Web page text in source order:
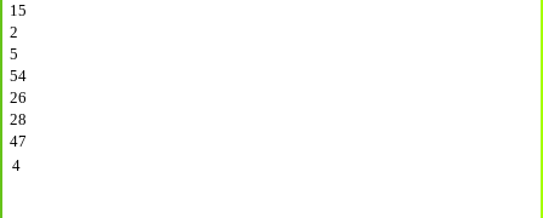
15
2
5
54
26
28
47
4